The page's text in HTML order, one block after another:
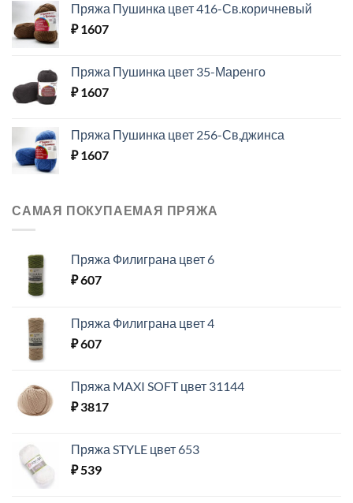
Пряжа Пушинка цвет 416-Св.коричневый
₽1607
Пряжа Пушинка цвет 35-Маренго
₽1607
Пряжа Пушинка цвет 256-Св,джинса
₽1607
САМАЯ ПОКУПАЕМАЯ ПРЯЖА
Пряжа Филиграна цвет 6
₽607
Пряжа Филиграна цвет 4
₽607
Пряжа MAXI SOFT цвет 31144
₽3817
Пряжа STYLE цвет 653
₽539